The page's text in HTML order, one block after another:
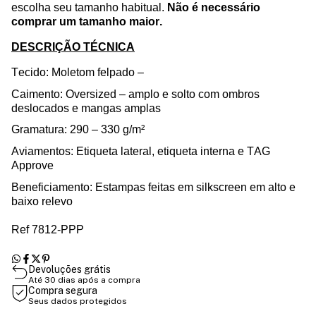
escolha seu tamanho habitual. Não é necessário
comprar um tamanho maior.
DESCRIÇÃO TÉCNICA
Tecido: Moletom felpado –
Caimento: Oversized – amplo e solto com ombros
deslocados e mangas amplas
Gramatura: 290 – 330 g/m²
Aviamentos: Etiqueta lateral, etiqueta interna e TAG
Approve
Beneficiamento: Estampas feitas em silkscreen em alto e
baixo relevo
Ref 7812-PPP
Devoluções grátis
Até 30 dias após a compra
Compra segura
Seus dados protegidos